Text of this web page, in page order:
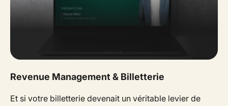
Revenue Management & Billetterie
Et si votre billetterie devenait un véritable levier de